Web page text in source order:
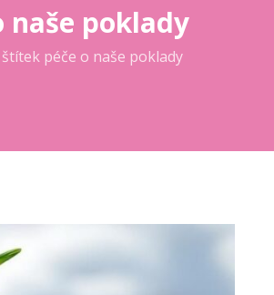
naše poklady
péče o naše poklady